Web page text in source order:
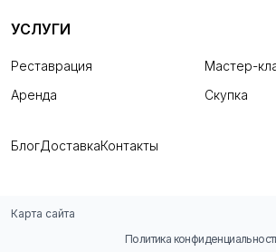
УСЛУГИ
Реставрация
Мастер-
Аренда
Скупка
БлогДоставкаКонтакты
Карта сайта
Политика